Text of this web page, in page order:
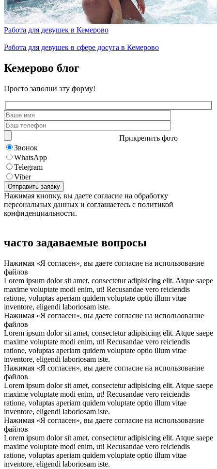
Работа для девушек в Кемерово
Работа для девушек в сфере досуга в Кемерово
Кемерово блог
Просто заполни эту форму!
Прикрепить фото
Звонок
WhatsApp
Telegram
Viber
Нажимая кнопку, вы даете согласие на обработку
персональных данных и соглашаетесь с политикой
конфиденциальности.
часто задаваемые вопросы
Нажимая «Я согласен», вы даете согласие на использование
файлов
Lorem ipsum dolor sit amet, consectetur adipisicing elit. Atque saepe
maxime voluptate modi enim, ut! Recusandae vero reiciendis
ratione, voluptas aperiam quidem voluptate optio illum vitae
inventore, eligendi laboriosam iste.
Нажимая «Я согласен», вы даете согласие на использование
файлов
Lorem ipsum dolor sit amet, consectetur adipisicing elit. Atque saepe
maxime voluptate modi enim, ut! Recusandae vero reiciendis
ratione, voluptas aperiam quidem voluptate optio illum vitae
inventore, eligendi laboriosam iste.
Нажимая «Я согласен», вы даете согласие на использование
файлов
Lorem ipsum dolor sit amet, consectetur adipisicing elit. Atque saepe
maxime voluptate modi enim, ut! Recusandae vero reiciendis
ratione, voluptas aperiam quidem voluptate optio illum vitae
inventore, eligendi laboriosam iste.
Нажимая «Я согласен», вы даете согласие на использование
файлов
Lorem ipsum dolor sit amet, consectetur adipisicing elit. Atque saepe
maxime voluptate modi enim, ut! Recusandae vero reiciendis
ratione, voluptas aperiam quidem voluptate optio illum vitae
inventore, eligendi laboriosam iste.